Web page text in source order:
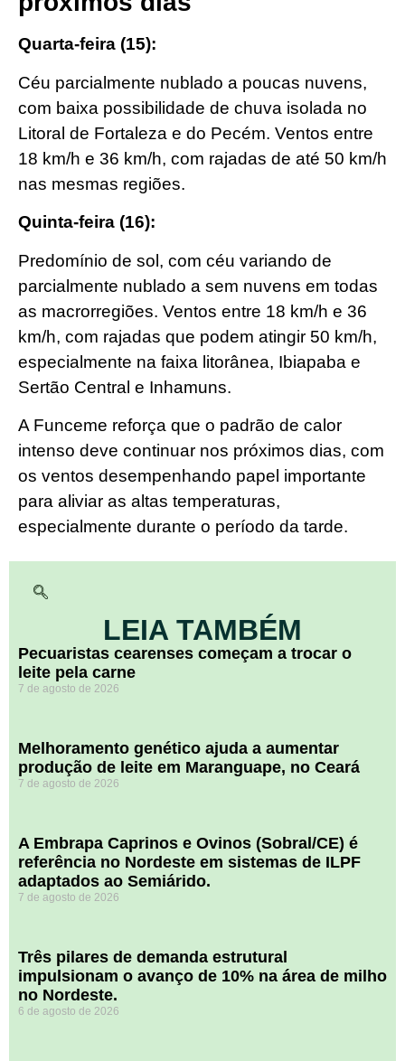
Quarta-feira (15):
Céu parcialmente nublado a poucas nuvens,
com baixa possibilidade de chuva isolada no
Litoral de Fortaleza e do Pecém. Ventos entre
18 km/h e 36 km/h, com rajadas de até 50 km/h
nas mesmas regiões.
Quinta-feira (16):
Predomínio de sol, com céu variando de
parcialmente nublado a sem nuvens em todas
as macrorregiões. Ventos entre 18 km/h e 36
km/h, com rajadas que podem atingir 50 km/h,
especialmente na faixa litorânea, Ibiapaba e
Sertão Central e Inhamuns.
A Funceme reforça que o padrão de calor
intenso deve continuar nos próximos dias, com
os ventos desempenhando papel importante
para aliviar as altas temperaturas,
especialmente durante o período da tarde.
LEIA TAMBÉM
Pecuaristas cearenses começam a trocar o
leite pela carne
7 de agosto de 2026
Melhoramento genético ajuda a aumentar
produção de leite em Maranguape, no Ceará
7 de agosto de 2026
A Embrapa Caprinos e Ovinos (Sobral/CE) é
referência no Nordeste em sistemas de ILPF
adaptados ao Semiárido.
7 de agosto de 2026
​Três pilares de demanda estrutural
impulsionam o avanço de 10% na área de milho
no Nordeste.
6 de agosto de 2026